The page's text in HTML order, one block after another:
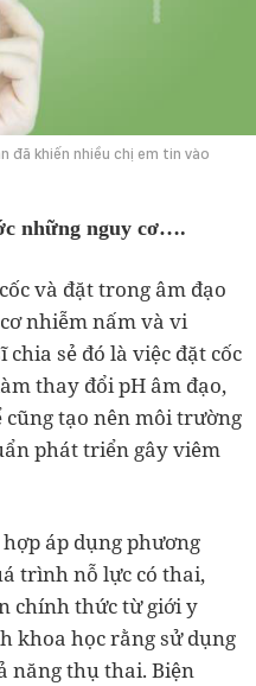
đã khiến nhiều chị em tin vào
những nguy cơ….
và đặt trong âm đạo
nhiễm nấm và vi
chia sẻ đó là việc đặt cốc
thay đổi pH âm đạo,
tạo nên môi trường
phát triển gây viêm
áp dụng phương
trình nỗ lực có thai,
chính thức từ giới y
khoa học rằng sử dụng
năng thụ thai. Biện